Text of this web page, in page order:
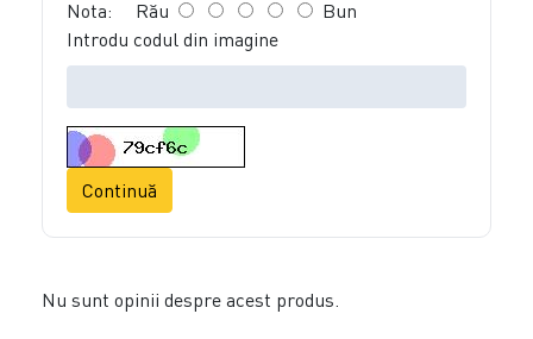
Nota: Rău
Bun
Introdu codul din imagine
Continuă
Nu sunt opinii despre acest produs.